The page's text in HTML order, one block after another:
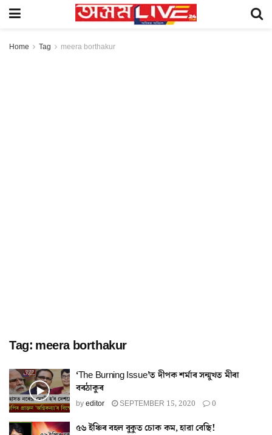
Home Tag meera borthakur
Tag: meera borthakur
‘The Burning Issue’ত দীপক শৰ্মাৰ সন্মুখত মীৰা
বৰঠাকুৰ
byeditor SEPTEMBER 15, 2020 0
৫৬ ইঞ্চিৰ বহল বুকুত চোক কম, হাৱা বেছি!